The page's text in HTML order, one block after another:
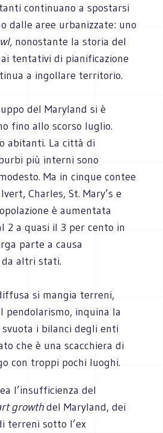
continuano a spostarsi
dalle aree urbanizzate: uno
, nonostante la storia del
tentativi di pianificazione
a ingollare territorio.
del Maryland si è
fino allo scorso luglio.
abitanti. La città di
più interni sono
Ma in cinque contee
Charles, St. Mary’s e
è aumentata
2 a quasi il 3 per cento in
parte a causa
da altri stati.
si mangia terreni,
pendolarismo, inquina la
svuota i bilanci degli enti
che è una scacchiera di
con troppi pochi luoghi.
l’insufficienza del
growthdel Maryland, dei
terreni sotto l’ex